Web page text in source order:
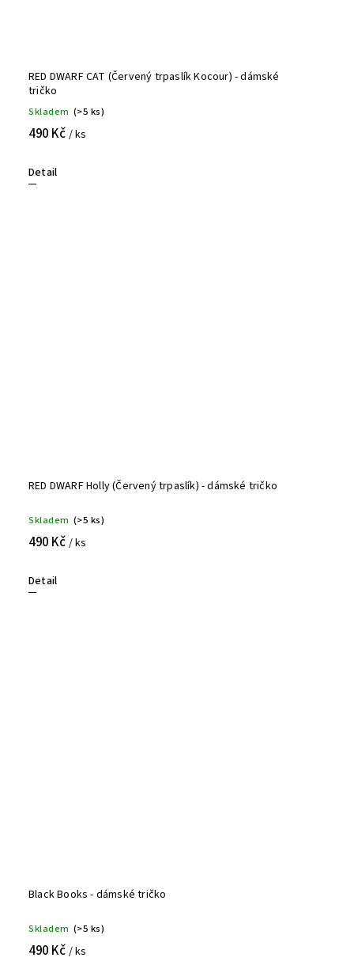
RED DWARF CAT (Červený trpaslík Kocour) - dámské
tričko
Skladem (>5 ks)
490 Kč / ks
Detail
RED DWARF Holly (Červený trpaslík) - dámské tričko
Skladem (>5 ks)
490 Kč / ks
Detail
Black Books - dámské tričko
Skladem (>5 ks)
490 Kč / ks